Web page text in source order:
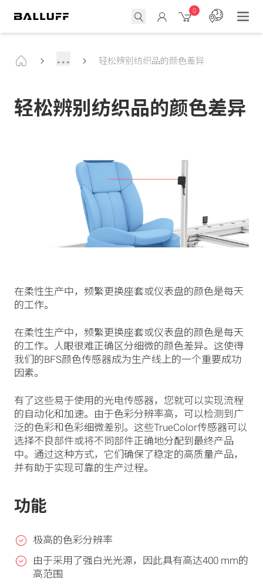
0
... 轻松辨别纺织品的颜色差异
轻松辨别纺织品的颜色差异
在柔性生产中，频繁更换座套或仪表盘的颜色是每天
的工作。
在柔性生产中，频繁更换座套或仪表盘的颜色是每天
的工作。人眼很难正确区分细微的颜色差异。这使得
我们的BFS颜色传感器成为生产线上的一个重要成功
因素。
有了这些易于使用的光电传感器，您就可以实现流程
的自动化和加速。由于色彩分辨率高，可以检测到广
泛的色彩和色彩细微差别。这些TrueColor传感器可以
选择不良部件或将不同部件正确地分配到最终产品
中。通过这种方式，它们确保了稳定的高质量产品，
并有助于实现可靠的生产过程。
功能
极高的色彩分辨率
由于采用了强白光光源，因此具有高达400 mm的
高范围